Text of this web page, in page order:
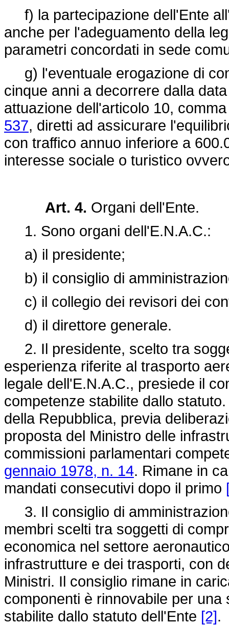
f) la partecipazione dell'Ente
anche per l'adeguamento della
parametri concordati in sede
g) l'eventuale erogazione di
cinque anni a decorrere dalla
attuazione dell'articolo 10,
537, diretti ad assicurare
con traffico annuo inferiore a
interesse sociale o turistico
Art. 4. Organi dell'Ente.
1. Sono organi dell'E.N.A.C.:
a) il presidente;
b) il consiglio di
c) il collegio dei revisori dei
d) il direttore generale.
2. Il presidente, scelto tra
esperienza riferite al trasporto
legale dell'E.N.A.C., presiede il
competenze stabilite dallo
della Repubblica, previa
proposta del Ministro delle
commissioni parlamentari
gennaio 1978, n. 14. Rimane in
mandati consecutivi dopo il primo
3. Il consiglio di
membri scelti tra soggetti di
economica nel settore
infrastrutture e dei trasporti, con
Ministri. Il consiglio rimane in
componenti è rinnovabile per
stabilite dallo statuto dell'Ente [2].